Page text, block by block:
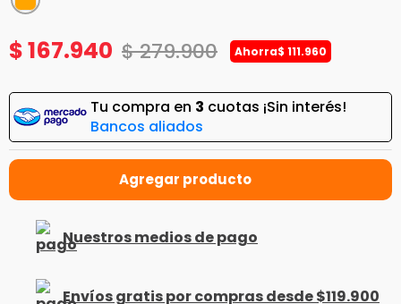
$167.940 $279.900 Ahorra$ 111.960
Tu compra en 3 cuotas ¡Sin interés!
Bancos aliados
Nuestros medios de pago
Envíos gratis por compras desde $119.900